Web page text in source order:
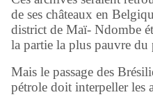
de ses châteaux en
district de Maï- Ndombe
la partie la plus pauvre du
Mais le passage des
pétrole doit interpeller les